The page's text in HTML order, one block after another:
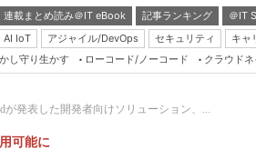
連載まとめ読み＠IT eBook 記事ランキング ＠IT
AI IoT アジャイル/DevOps セキュリティ キャ
し守り生かす ローコード/ノーコード クラウド
が発表した開発者向けソリューション、...
可能に